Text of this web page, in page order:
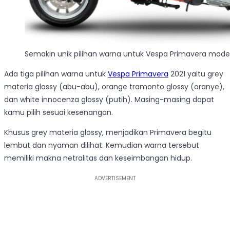
Semakin unik pilihan warna untuk Vespa Primavera
Ada tiga pilihan warna untuk Vespa Primavera 2021 yaitu grey
materia glossy (abu-abu), orange tramonto glossy (oranye),
dan white innocenza glossy (putih). Masing-masing dapat
kamu pilih sesuai kesenangan.
Khusus grey materia glossy, menjadikan Primavera begitu
lembut dan nyaman dilihat. Kemudian warna tersebut
memiliki makna netralitas dan keseimbangan hidup.